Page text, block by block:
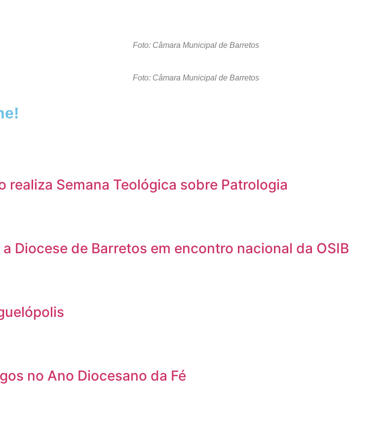
Foto: Câmara Municipal de Barretos
Foto: Câmara Municipal de Barretos
realiza Semana Teológica sobre Patrologia
Diocese de Barretos em encontro nacional da OSIB
no Ano Diocesano da Fé